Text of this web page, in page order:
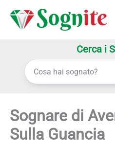
Cerca i
Sognare di
Sulla Guancia